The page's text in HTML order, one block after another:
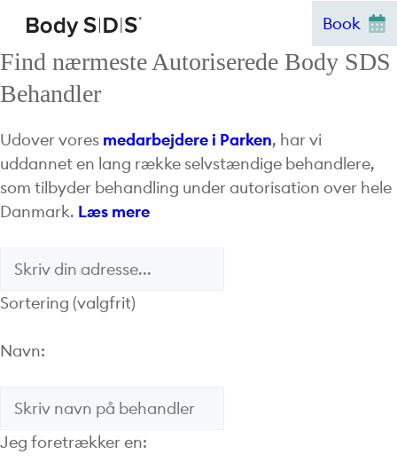
indhold
Book
Find nærmeste Autoriserede Body SDS
Behandler
Udover vores medarbejdere i Parken, har vi
uddannet en lang række selvstændige behandlere,
som tilbyder behandling under autorisation over hele
Danmark. Læs mere
Sortering (valgfrit)
Navn:
Jeg foretrækker en: